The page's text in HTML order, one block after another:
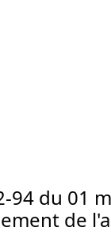
94 du 01
de